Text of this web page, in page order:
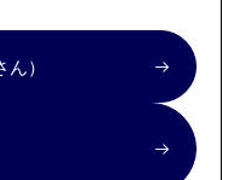
）